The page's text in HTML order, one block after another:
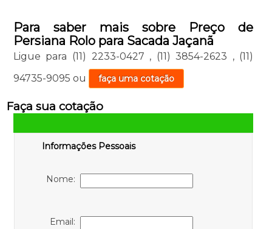
Para saber mais sobre Preço de
Persiana Rolo para Sacada Jaçanã
Ligue para (11) 2233-0427 , (11) 3854-2623 , (11)
94735-9095 ou faça uma cotação
Faça sua cotação
Informações Pessoais
Nome:
Email: